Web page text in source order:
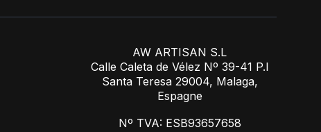
AW ARTISAN S.L
Calle Caleta de Vélez Nº 39-41 P.I
Santa Teresa 29004, Malaga,
Espagne
Nº TVA: ESB93657658